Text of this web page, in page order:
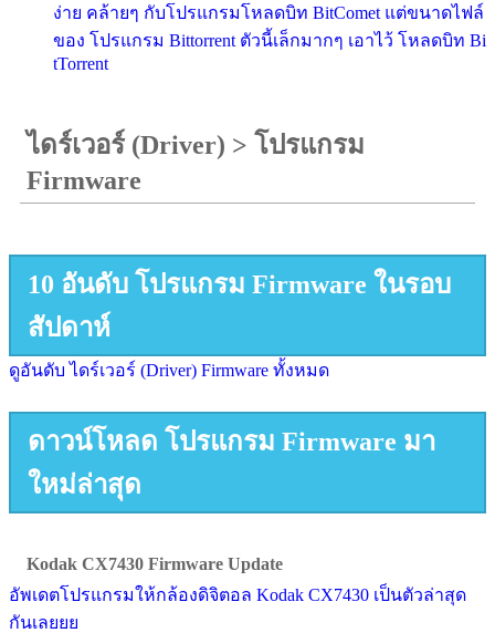
ง่าย คล้ายๆ กับโปรแกรมโหลดบิท BitComet แต่ขนาดไฟล์
ของ โปรแกรม Bittorrent ตัวนี้เล็กมากๆ เอาไว้ โหลดบิท Bi
tTorrent
ไดร์เวอร์ (Driver) > โปรแกรม
Firmware
10 อันดับ โปรแกรม Firmware ในรอบ
สัปดาห์
ดูอันดับ ไดร์เวอร์ (Driver) Firmware ทั้งหมด
ดาวน์โหลด โปรแกรม Firmware มา
ใหม่ล่าสุด
Kodak CX7430 Firmware Update
อัพเดตโปรแกรมให้กล้องดิจิตอล Kodak CX7430 เป็นตัวล่าสุด
กันเลยยย